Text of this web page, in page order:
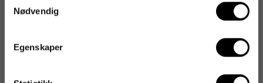
Nødvendig
Egenskaper